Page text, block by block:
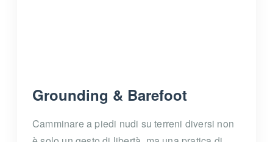
Grounding & Barefoot
Camminare a piedi nudi su terreni diversi non